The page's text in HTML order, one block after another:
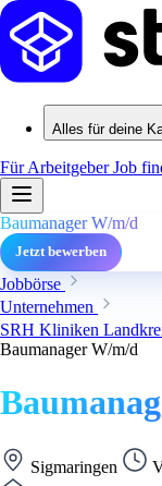
Alles für deine
Für ArbeitgeberJob
Baumanager W/m/d
Jetzt bewerben
Jobbörse
Unternehmen
SRH Kliniken
Baumanager W/m/d
Sigmaringen